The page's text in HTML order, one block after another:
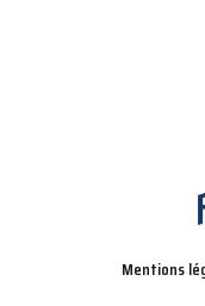
Mentions